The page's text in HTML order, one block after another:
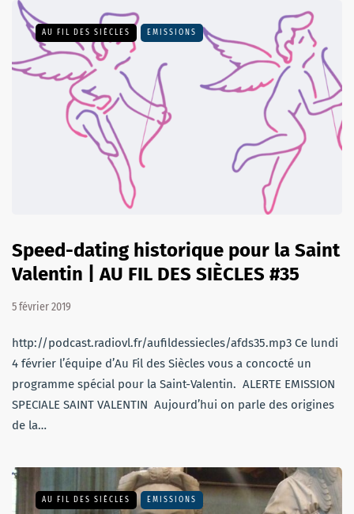
AU FIL DES SIÈCLES EMISSIONS
Speed-dating historique pour la Saint
Valentin | AU FIL DES SIÈCLES #35
5 février 2019
http://podcast.radiovl.fr/aufildessiecles/afds35.mp3 Ce lundi
4 février l’équipe d’Au Fil des Siècles vous a concocté un
programme spécial pour la Saint-Valentin. ALERTE EMISSION
SPECIALE SAINT VALENTIN Aujourd’hui on parle des origines
de la…
AU FIL DES SIÈCLES EMISSIONS